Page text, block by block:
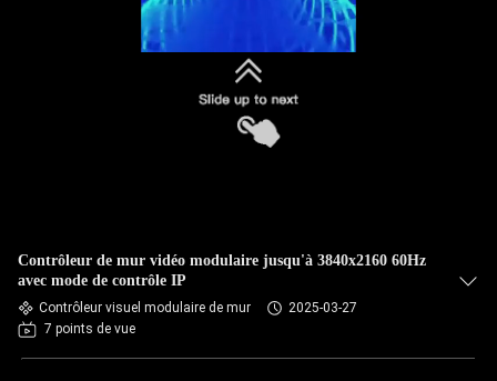
Contrôleur de mur vidéo modulaire jusqu'à 3840x2160 60Hz
avec mode de contrôle IP
Contrôleur visuel modulaire de mur
2025-03-27
7 points de vue